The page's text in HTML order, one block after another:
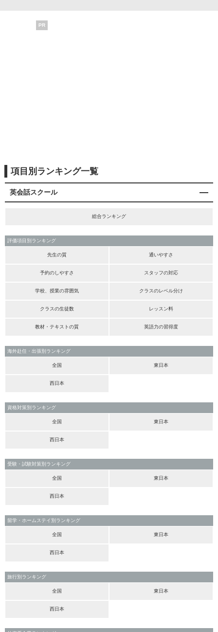
PR
項目別ランキング一覧
英会話スクール
総合ランキング
評価項目別ランキング
先生の質 通いやすさ
予約のしやすさ スタッフの対応
学校、授業の雰囲気 クラスのレベル分け
クラスの生徒数 レッスン料
教材・テキストの質 英語力の習得度
海外赴任・出張別ランキング
全国 東日本
西日本
資格対策別ランキング
全国 東日本
西日本
受験・試験対策別ランキング
全国 東日本
西日本
留学・ホームステイ別ランキング
全国 東日本
西日本
旅行別ランキング
全国 東日本
西日本